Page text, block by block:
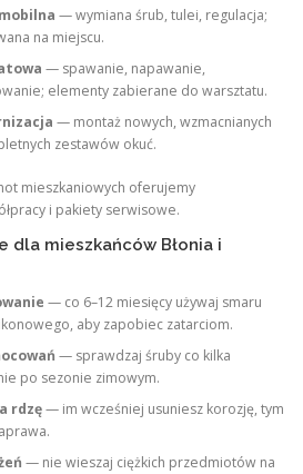
— wymiana śrub, tulei, regulacja;
na miejscu.
— spawanie, napawanie,
elementy zabierane do warsztatu.
— montaż nowych, wzmacnianych
zestawów okuć.
mieszkaniowych oferujemy
i pakiety serwisowe.
dla mieszkańców Błonia i
— co 6–12 miesięcy używaj smaru
aby zapobiec zatarciom.
— sprawdzaj śruby co kilka
po sezonie zimowym.
rdzę— im wcześniej usuniesz korozję, tym
— nie wieszaj ciężkich przedmiotów na